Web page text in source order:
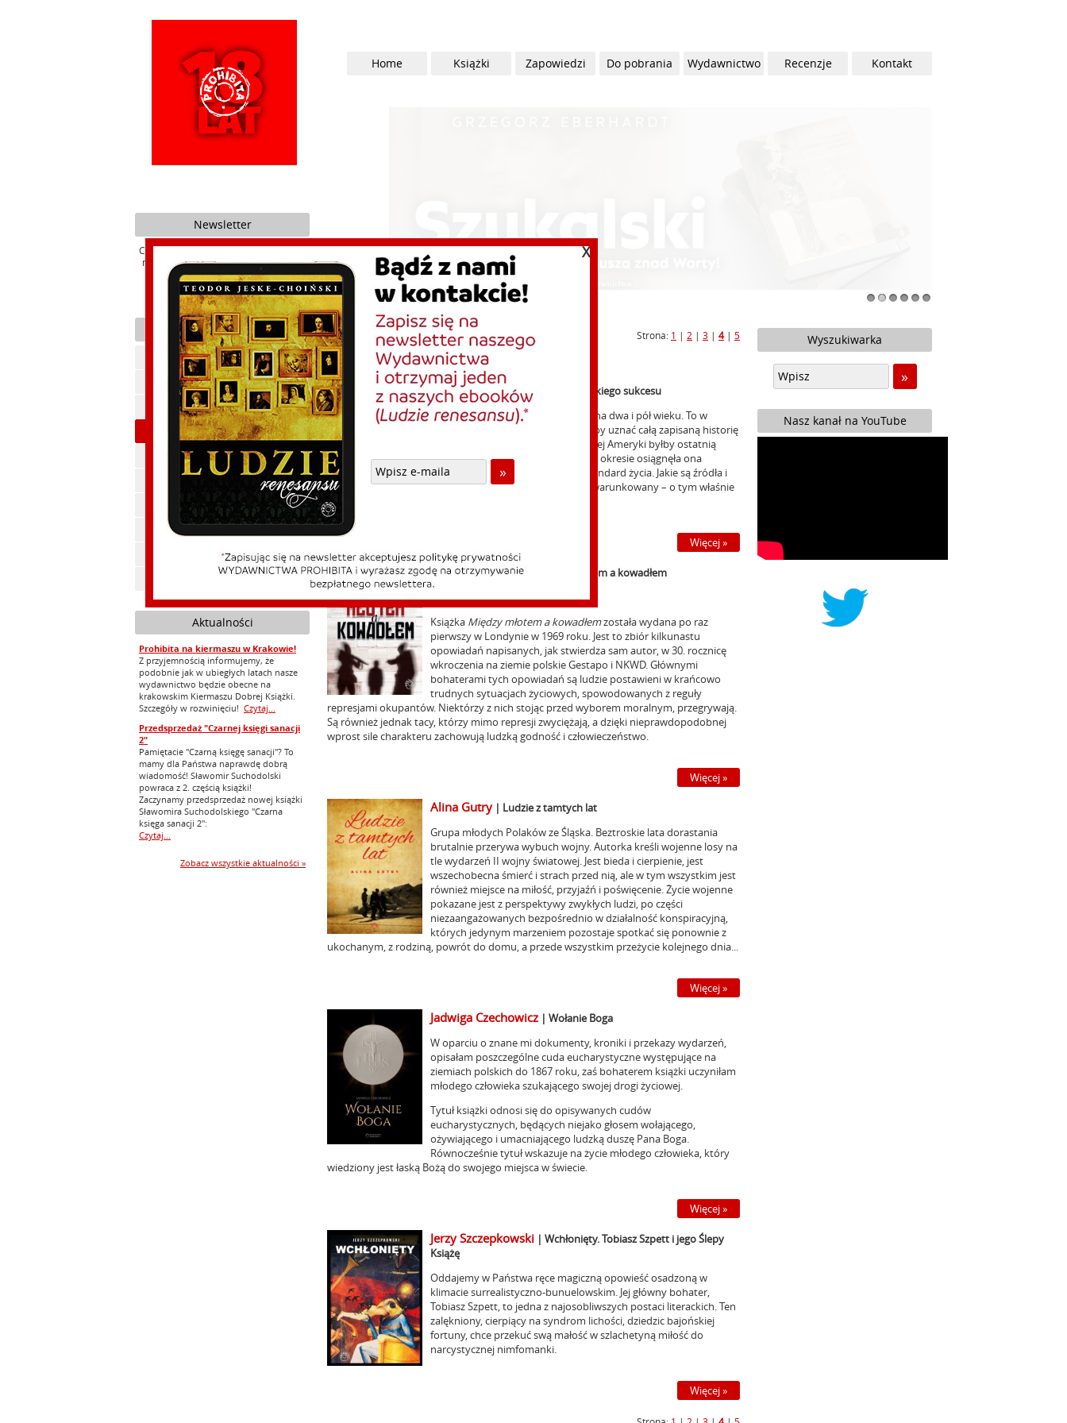
Newsletter
Chcesz być na bieżąco z promocjami i
nowościami naszego Wydawnictwa ?
Kategorie
Polityka, publicystyka
Historia
Ekonomia
Beletrystyka
Cywilizacja
Feliks Koneczny
Zdrowie
Ebooki
Audiobooki
Zapowiedzi
Aktualności
Prohibita na kiermaszu w Krakowie!
Z przyjemnością informujemy, że
podobnie jak w ubiegłych latach nasze
wydawnictwo będzie obecne na
krakowskim Kiermaszu Dobrej Książki.
Szczegóły w rozwinięciu! Czytaj...
Przedsprzedaż "Czarnej księgi sanacji
2"
Pamiętacie "Czarną księgę sanacji"? To
mamy dla Państwa naprawdę dobrą
wiadomość! Sławomir Suchodolski
powraca z 2. częścią książki!
Zaczynamy przedsprzedaż nowej książki
Sławomira Suchodolskiego "Czarna
księga sanacji 2":
Czytaj...
Zobacz wszystkie aktualności »
Kontakt
Recenzje
Wydawnictwo
Do pobrania
Zapowiedzi
Książki
Home
Strona: 1 | 2 | 3 | 4 | 5
Beletrystyka
Garet Garrett|Istota amerykańskiego sukcesu
Naród amerykański istnieje niespełna dwa i pół wieku. To w
dziejach świata tak niewiele, że gdyby uznać całą zapisaną historię
ludzkości za jeden dzień, udział w niej Ameryki byłby ostatnią
półgodziną. Mimo to, w tak krótkim okresie osiągnęła ona
najwyższy na świecie materialny standard życia. Jakie są źródła i
istota tego sukcesu, czym był on uwarunkowany – o tym właśnie
Więcej »
Stefan Korboński|
Między młotem a kowadłem
NAKŁAD KSIĄŻKI WYCZERPANY
Książka Między młotem a kowadłemzostała wydana po raz
pierwszy w Londynie w 1969 roku. Jest to zbiór kilkunastu
opowiadań napisanych, jak stwierdza sam autor, w 30. rocznicę
wkroczenia na ziemie polskie Gestapo i NKWD. Głównymi
bohaterami tych opowiadań są ludzie postawieni w krańcowo
trudnych sytuacjach życiowych, spowodowanych z reguły
represjami okupantów. Niektórzy z nich stojąc przed wyborem moralnym, przegrywają.
Są również jednak tacy, którzy mimo represji zwyciężają, a dzięki nieprawdopodobnej
wprost sile charakteru zachowują ludzką godność i człowieczeństwo.
Więcej »
Alina Gutry| Ludzie z tamtych lat
Grupa młodych Polaków ze Śląska. Beztroskie lata dorastania
brutalnie przerywa wybuch wojny. Autorka kreśli wojenne losy na
tle wydarzeń II wojny światowej. Jest bieda i cierpienie, jest
wszechobecna śmierć i strach przed nią, ale w tym wszystkim jest
również miejsce na miłość, przyjaźń i poświęcenie. Życie wojenne
pokazane jest z perspektywy zwykłych ludzi, po części
niezaangażowanych bezpośrednio w działalność konspiracyjną,
których jedynym marzeniem pozostaje spotkać się ponownie z
ukochanym, z rodziną, powrót do domu, a przede wszystkim przeżycie kolejnego dnia...
Więcej »
Jadwiga Czechowicz | Wołanie Boga
W oparciu o znane mi dokumenty, kroniki i przekazy wydarzeń,
opisałam poszczególne cuda eucharystyczne występujące na
ziemiach polskich do 1867 roku, zaś bohaterem książki uczyniłam
młodego człowieka szukającego swojej drogi życiowej.
Tytuł książki odnosi się do opisywanych cudów
eucharystycznych, będących niejako głosem wołającego,
ożywiającego i umacniającego ludzką duszę Pana Boga.
Równocześnie tytuł wskazuje na życie młodego człowieka, który
wiedziony jest łaską Bożą do swojego miejsca w świecie.
Więcej »
Jerzy Szczepkowski | Wchłonięty. Tobiasz Szpett i jego Ślepy
Książę
Oddajemy w Państwa ręce magiczną opowieść osadzoną w
klimacie surrealistyczno-bunuelowskim. Jej główny bohater,
Tobiasz Szpett, to jedna z najosobliwszych postaci literackich. Ten
zalękniony, cierpiący na syndrom lichości, dziedzic bajońskiej
fortuny, chce przekuć swą małość w szlachetyną miłość do
narcystycznej nimfomanki.
Więcej »
Wyszukiwarka
Nasz kanał na YouTube
X